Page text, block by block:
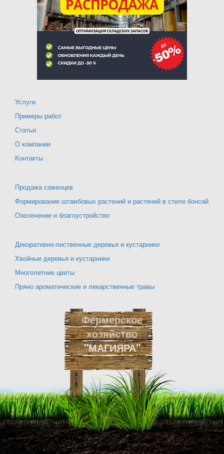
Услуги
Примеры работ
Статьи
О компании
Контакты
Продажа саженцев
Формирование штамбовых растений и растений в стиле бонсай
Озеленение и благоустройство
Декоративно-лиственные деревья и кустарники
Хвойные деревья и кустарники
Многолетние цветы
Пряно ароматические и лекарственные травы
Фермерское
хозяйство
"МАГИЯРА"